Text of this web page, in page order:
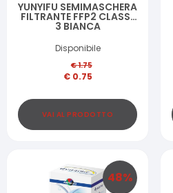
YUNYIFU SEMIMASCHERA
FILTRANTE FFP2 CLASSE
3 BIANCA
Disponibile
€1.75
€ 0.75
VAI AL PRODOTTO
48%